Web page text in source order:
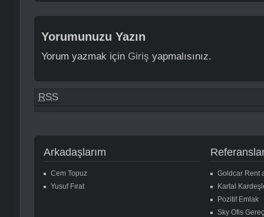
Yorumunuzu Yazın
Yorum yazmak için Giriş yapmalısınız.
RSS
Arkadaşlarım
Cem Topuz
Yusuf Fırat
Goldcar Rent
Kartal
Pozitif Emlak
Sky Ofis